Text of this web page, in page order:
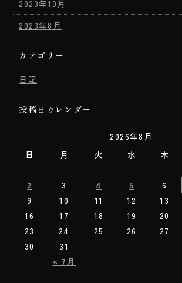
2023年10月
2023年8月
カテゴリー
日記
投稿日カレンダー
2026年8月
日
月 火 水 木
« 7月
2
3 4 5 6
9
10 11 12 13
16
17 18 19 20
23
24 25 26 27
30
31